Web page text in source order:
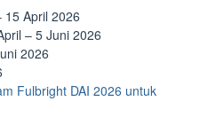
15 April 2026
– 5 Juni 2026
2026
Fulbright DAI 2026 untuk